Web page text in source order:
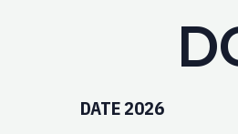
DATE 2026